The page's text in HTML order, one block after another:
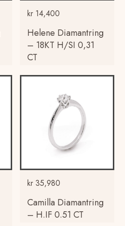
kr 14,400
Helene Diamantring
– 18KT H/SI 0,31
CT
kr 35,980
Camilla Diamantring
– H.IF 0.51 CT